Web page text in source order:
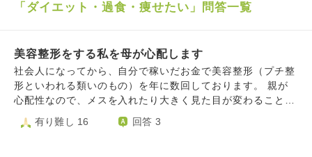
「ダイエット・過食・痩せたい」問答一覧
美容整形をする私を母が心配します
社会人になってから、自分で稼いだお金で美容整形（プチ整
形といわれる類いのもの）を年に数回しております。 親が
心配性なので、メスを入れたり大きく見た目が変わることは
ないように、その点も考慮しながら施術を選択しています。
それでも私の親はボトックスで顔周りが小さくなるのを見
有り難し 16 回答 3